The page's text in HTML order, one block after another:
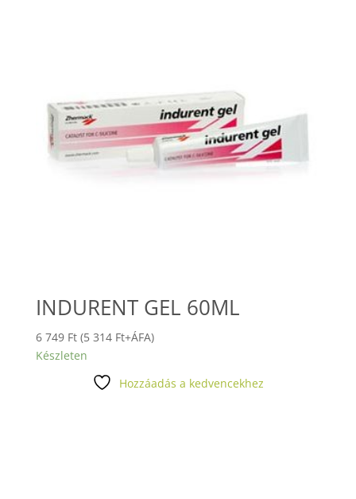
INDURENT GEL 60ML
6 749 Ft (5 314 Ft+ÁFA)
Készleten
Hozzáadás a kedvencekhez